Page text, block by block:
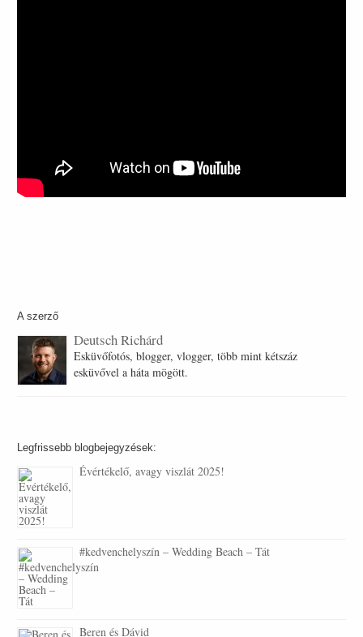
A szerző
Deutsch Richárd
Esküvőfotós, blogger, vlogger, több mint kétszáz
esküvővel a háta mögött.
Legfrissebb blogbejegyzések:
Évértékelő, avagy viszlát 2025!
#kedvenchelyszín – Wedding Beach – Tát
Beren és Dávid